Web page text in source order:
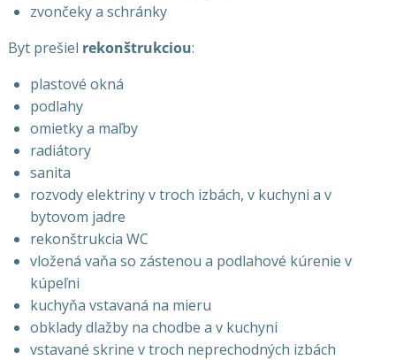
zvončeky a schránky
Byt prešiel rekonštrukciou:
plastové okná
podlahy
omietky a maľby
radiátory
sanita
rozvody elektriny v troch izbách, v kuchyni a v
bytovom jadre
rekonštrukcia WC
vložená vaňa so zástenou a podlahové kúrenie v
kúpeľni
kuchyňa vstavaná na mieru
obklady dlažby na chodbe a v kuchyni
vstavané skrine v troch neprechodných izbách